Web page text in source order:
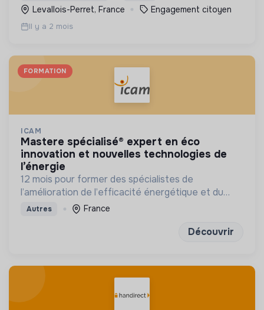
des valeurs de la République. - Actions
mémorielles.
Levallois-Perret, France Engagement citoyen
Il y a 2 mois
FORMATION
ICAM
mastere spécialisé® expert en éco
innovation et nouvelles technologies de
l’énergie
12 mois pour former des spécialistes de
l’amélioration de l’efficacité énergétique et du
développement des énergies renouvelables
Autres France
Découvrir